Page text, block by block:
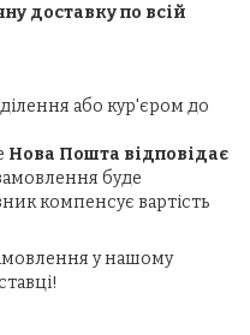
доставку по всій
або кур'єром до
Нова Пошта відповідає
буде
компенсує вартість
у нашому